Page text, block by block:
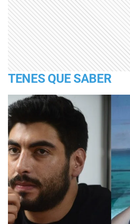
TENES QUE SABER